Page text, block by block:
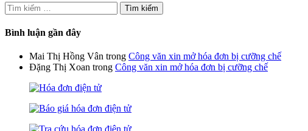
Tìm
kiếm
cho:
Bình luận gần đây
Mai Thị Hồng Vân trong Công văn xin mở hóa đơn bị cưỡng chế
Đặng Thị Xoan trong Công văn xin mở hóa đơn bị cưỡng chế